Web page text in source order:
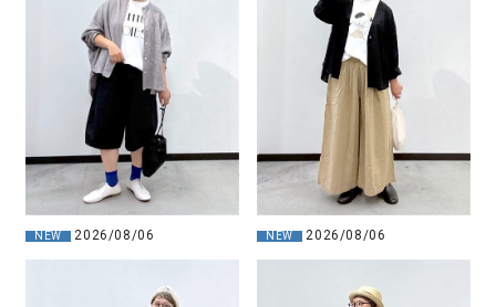
NEW 2026/08/06 NEW 2026/08/06